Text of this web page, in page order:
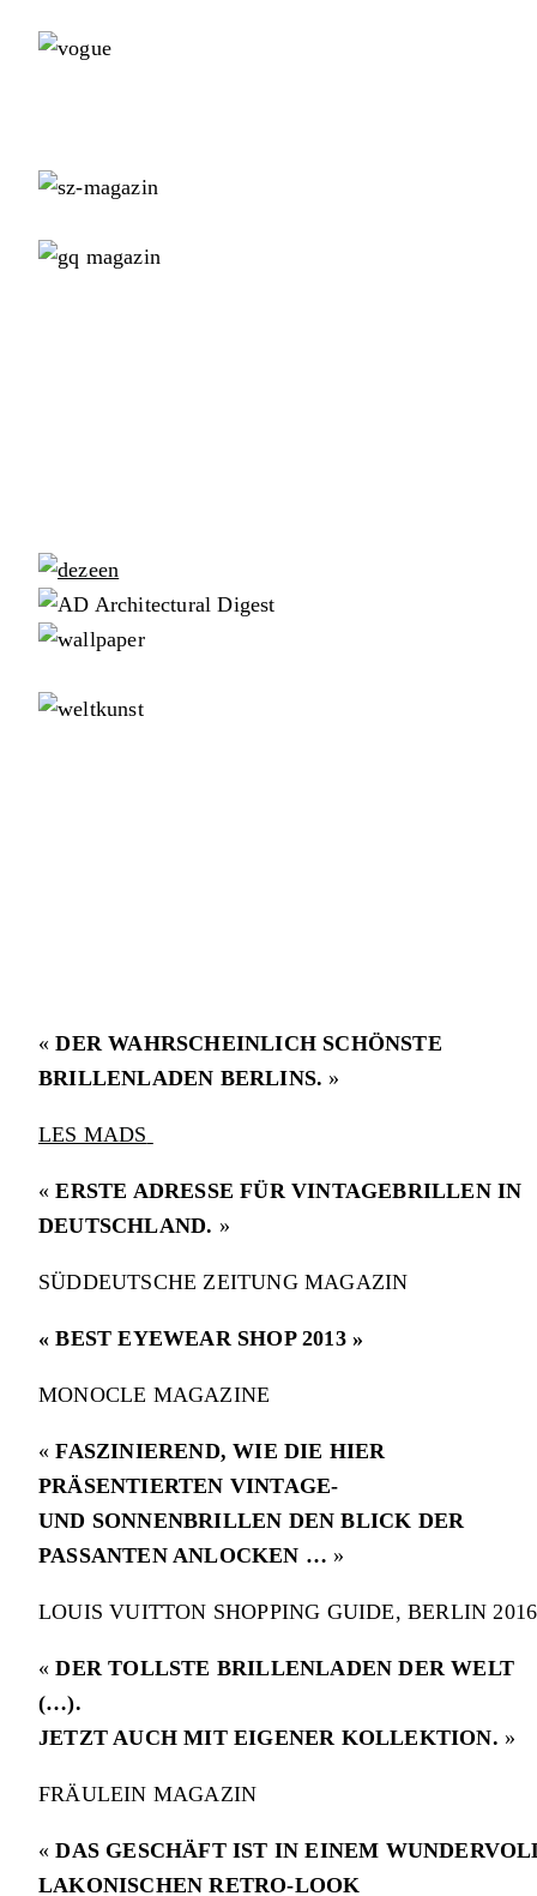
«DER WAHRSCHEINLICH SCHÖNSTE
BRILLENLADEN BERLINS. »
LES MADS
«ERSTE ADRESSE FÜR VINTAGEBRILLEN IN
DEUTSCHLAND. »
SÜDDEUTSCHE ZEITUNG MAGAZIN
« BEST EYEWEAR SHOP 2013 »
MONOCLE MAGAZINE
«FASZINIEREND, WIE DIE HIER
PRÄSENTIERTEN VINTAGE-
UND SONNENBRILLEN DEN BLICK DER
PASSANTEN ANLOCKEN … »
LOUIS VUITTON SHOPPING GUIDE, BERLIN 2016
«DER TOLLSTE BRILLENLADEN DER WELT
(…).
JETZT AUCH MIT EIGENER KOLLEKTION. »
FRÄULEIN MAGAZIN
«DAS GESCHÄFT IST IN EINEM
LAKONISCHEN RETRO-LOOK